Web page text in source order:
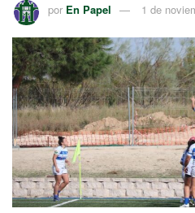
por En Papel 1 de